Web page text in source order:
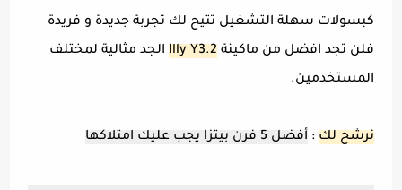
كبسولات سهلة التشغيل تتيح لك تجربة جديدة و فريدة
فلن تجد افضل من ماكينة Illy Y3.2 الجد مثالية لمختلف
المستخدمين.
نرشح لك : أفضل 5 فرن بيتزا يجب عليك امتلاكها